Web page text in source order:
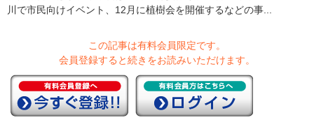
川で市民向けイベント、12月に植樹会を開催するなどの事...
この記事は有料会員限定です。
会員登録すると続きをお読みいただけます。